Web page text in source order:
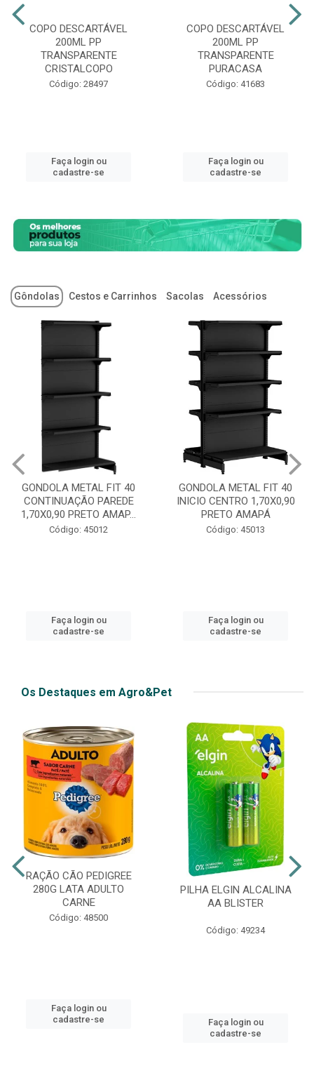
COPO DESCARTÁVEL
200ML PP
TRANSPARENTE
CRISTALCOPO
Código: 28497
Faça login ou
cadastre-se
COPO DESCARTÁVEL
200ML PP
TRANSPARENTE
PURACASA
Código: 41683
Faça login ou
cadastre-se
Gôndolas Cestos e Carrinhos Sacolas Acessórios
GONDOLA METAL FIT 40
CONTINUAÇÃO PAREDE
1,70X0,90 PRETO AMAP...
Código: 45012
Faça login ou
cadastre-se
GONDOLA METAL FIT 40
INICIO CENTRO 1,70X0,90
PRETO AMAPÁ
Código: 45013
Faça login ou
cadastre-se
Os Destaques em Agro&Pet
RAÇÃO CÃO PEDIGREE
280G LATA ADULTO
CARNE
Código: 48500
Faça login ou
cadastre-se
PILHA ELGIN ALCALINA
AA BLISTER
Código: 49234
Faça login ou
cadastre-se